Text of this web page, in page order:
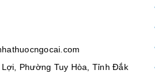
Lợi, Phường Tuy Hòa, Tỉnh Đắk